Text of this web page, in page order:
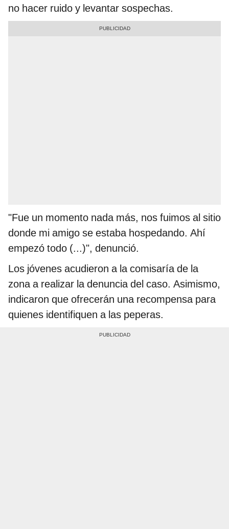
no hacer ruido y levantar sospechas.
"Fue un momento nada más, nos fuimos al sitio
donde mi amigo se estaba hospedando. Ahí
empezó todo (...)", denunció.
Los jóvenes acudieron a la comisaría de la
zona a realizar la denuncia del caso. Asimismo,
indicaron que ofrecerán una recompensa para
quienes identifiquen a las peperas.